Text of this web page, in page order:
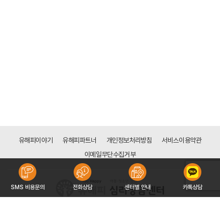
유해피이야기 유해피파트너 개인정보처리방침
서비스이용약관
이메일무단수집거부
SMS 비용문의 전화상담 센터별 안내 카톡상담